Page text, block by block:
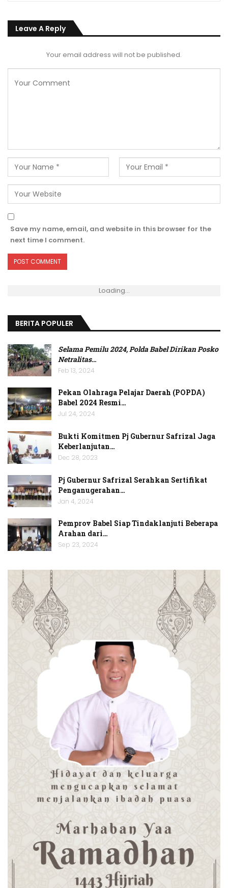
Leave A Reply
Your email address will not be published.
Save my name, email, and website in this browser for the
next time I comment.
Loading...
BERITA POPULER
Selama Pemilu 2024, Polda Babel Dirikan Posko
Netralitas…
Feb 13, 2024
Pekan Olahraga Pelajar Daerah (POPDA)
Babel 2024 Resmi…
Jul 24, 2024
Bukti Komitmen Pj Gubernur Safrizal Jaga
Keberlanjutan…
Dec 28, 2023
Pj Gubernur Safrizal Serahkan Sertifikat
Penganugerahan…
Jan 4, 2024
Pemprov Babel Siap Tindaklanjuti Beberapa
Arahan dari…
Sep 23, 2024